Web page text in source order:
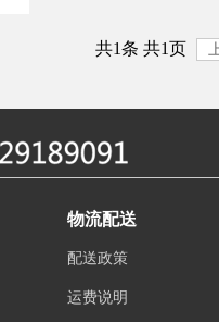
共1条 共1页
物流配送
配送政策
运费说明